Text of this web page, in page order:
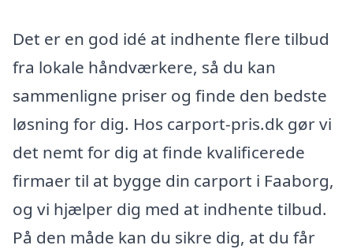
Det er en god idé at indhente flere tilbud
fra lokale håndværkere, så du kan
sammenligne priser og finde den bedste
løsning for dig. Hos carport-pris.dk gør vi
det nemt for dig at finde kvalificerede
firmaer til at bygge din carport i Faaborg,
og vi hjælper dig med at indhente tilbud.
På den måde kan du sikre dig, at du får